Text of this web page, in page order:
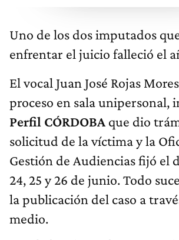
Uno de los dos imputados
enfrentar el juicio falleció el
El vocal Juan José Rojas
proceso en sala unipersonal,
Perfil CÓRDOBA que dio
solicitud de la víctima y la
Gestión de Audiencias fijó el
24, 25 y 26 de junio. Todo
la publicación del caso a
medio.